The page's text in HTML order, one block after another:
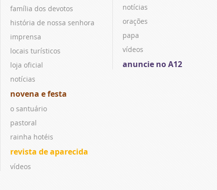
família dos devotos
história de nossa senhora
imprensa
locais turísticos
loja oficial
notícias
novena e festa
o santuário
pastoral
rainha hotéis
revista de aparecida
vídeos
notícias
orações
papa
vídeos
anuncie no A12